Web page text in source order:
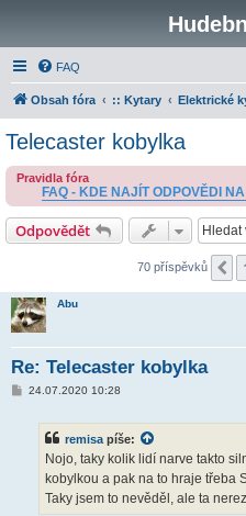
FAQ
Obsah fóra :: Kytary Elektrické
Telecaster kobylka
Pravidla fóra
FAQ - KDE NAJÍT ODPOVĚDI
Odpovědět
70 příspěvků
Abu
Re: Telecaster kobylka
P24.07.2020 10:28
remisapíše:
Nojo, taky kolik lidí narve takto
kobylkou a pak na to hraje třeba
Taky jsem to nevěděl, ale ta